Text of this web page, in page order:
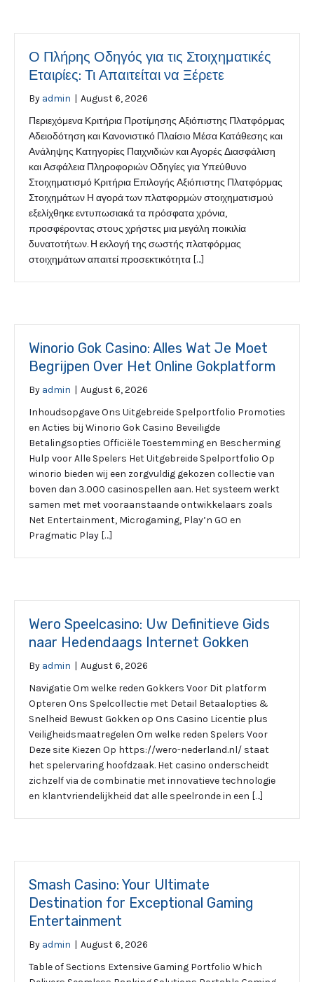
Ο Πλήρης Οδηγός για τις Στοιχηματικές
Εταιρίες: Τι Απαιτείται να Ξέρετε
By admin | August 6, 2026
Περιεχόμενα Κριτήρια Προτίμησης Αξιόπιστης Πλατφόρμας
Αδειοδότηση και Κανονιστικό Πλαίσιο Μέσα Κατάθεσης και
Ανάληψης Κατηγορίες Παιχνιδιών και Αγορές Διασφάλιση
και Ασφάλεια Πληροφοριών Οδηγίες για Υπεύθυνο
Στοιχηματισμό Κριτήρια Επιλογής Αξιόπιστης Πλατφόρμας
Στοιχημάτων Η αγορά των πλατφορμών στοιχηματισμού
εξελίχθηκε εντυπωσιακά τα πρόσφατα χρόνια,
προσφέροντας στους χρήστες μια μεγάλη ποικιλία
δυνατοτήτων. Η εκλογή της σωστής πλατφόρμας
στοιχημάτων απαιτεί προσεκτικότητα […]
Winorio Gok Casino: Alles Wat Je Moet
Begrijpen Over Het Online Gokplatform
By admin | August 6, 2026
Inhoudsopgave Ons Uitgebreide Spelportfolio Promoties
en Acties bij Winorio Gok Casino Beveiligde
Betalingsopties Officiële Toestemming en Bescherming
Hulp voor Alle Spelers Het Uitgebreide Spelportfolio Op
winorio bieden wij een zorgvuldig gekozen collectie van
boven dan 3.000 casinospellen aan. Het systeem werkt
samen met met vooraanstaande ontwikkelaars zoals
Net Entertainment, Microgaming, Play’n GO en
Pragmatic Play […]
Wero Speelcasino: Uw Definitieve Gids
naar Hedendaags Internet Gokken
By admin | August 6, 2026
Navigatie Om welke reden Gokkers Voor Dit platform
Opteren Ons Spelcollectie met Detail Betaalopties &
Snelheid Bewust Gokken op Ons Casino Licentie plus
Veiligheidsmaatregelen Om welke reden Spelers Voor
Deze site Kiezen Op https://wero-nederland.nl/ staat
het spelervaring hoofdzaak. Het casino onderscheidt
zichzelf via de combinatie met innovatieve technologie
en klantvriendelijkheid dat alle speelronde in een […]
Smash Casino: Your Ultimate
Destination for Exceptional Gaming
Entertainment
By admin | August 6, 2026
Table of Sections Extensive Gaming Portfolio Which